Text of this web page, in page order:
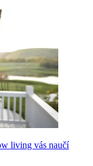
living vás naučí